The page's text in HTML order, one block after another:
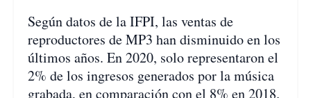
Según datos de la IFPI, las ventas de
reproductores de MP3 han disminuido en los
últimos años. En 2020, solo representaron el
2% de los ingresos generados por la música
grabada, en comparación con el 8% en 2018.